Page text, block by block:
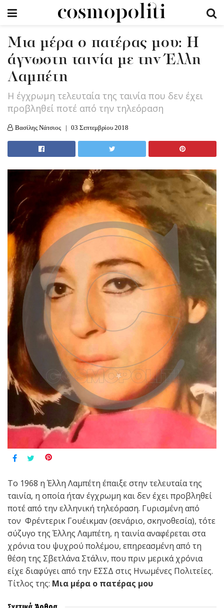
Μια μέρα ο πατέρας μου: Η
άγνωστη ταινία με την Έλλη
Λαμπέτη
Η έγχρωμη τελευταία της ταινία που δεν έχει
προβληθεί ποτέ από την τηλεόραση
Βασίλης Νάτσιος 03 Σεπτεμβρίου 2018
Το 1968 η Έλλη Λαμπέτη έπαιξε στην τελευταία της
ταινία, η οποία ήταν έγχρωμη και δεν έχει προβληθεί
ποτέ από την ελληνική τηλεόραση. Γυρισμένη από
τον Φρέντερικ Γουέικμαν (σενάριο, σκηνοθεσία), τότε
σύζυγο της Έλλης Λαμπέτη, η ταινία αναφέρεται στα
χρόνια του ψυχρού πολέμου, επηρεασμένη από τη
θέση της Σβετλάνα Στάλιν, που πριν μερικά χρόνια
είχε διαφύγει από την ΕΣΣΔ στις Ηνωμένες Πολιτείες.
Τίτλος της: Μια μέρα ο πατέρας μου